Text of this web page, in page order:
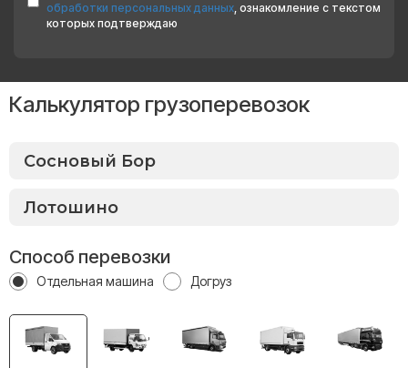
обработки персональных данных, ознакомление с текстом
которых подтверждаю
Калькулятор грузоперевозок
Способ перевозки
Отдельная машина Догруз